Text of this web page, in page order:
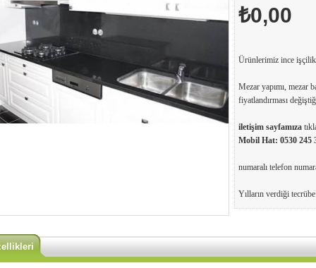
₺0,00
Ürünlerimiz ince
Mezar yapımı, mezar
fiyatlandırması
iletişim sayfamıza
Mobil Hat: 0530 245
numaralı telefon
Yılların verdiği